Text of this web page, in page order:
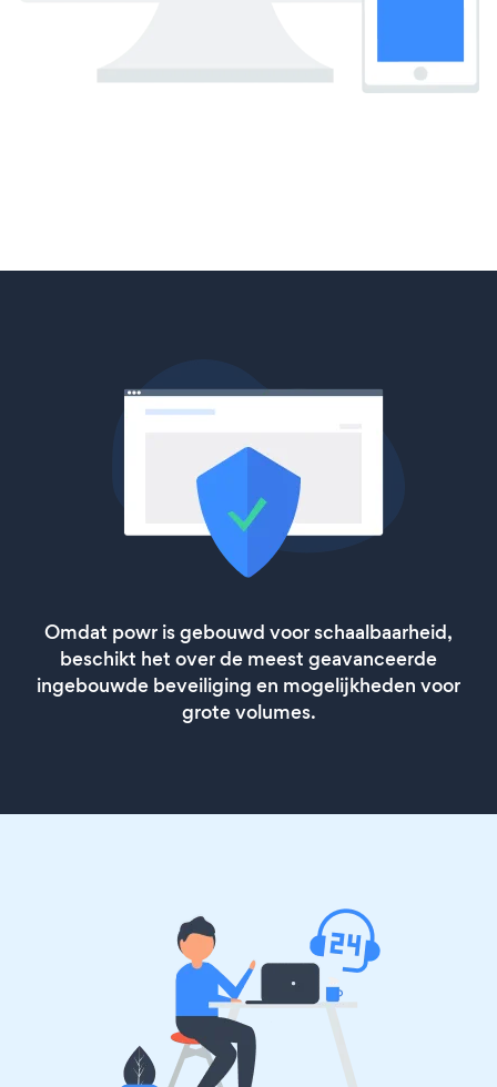
Omdat powr is gebouwd voor schaalbaarheid,
beschikt het over de meest geavanceerde
ingebouwde beveiliging en mogelijkheden voor
grote volumes.